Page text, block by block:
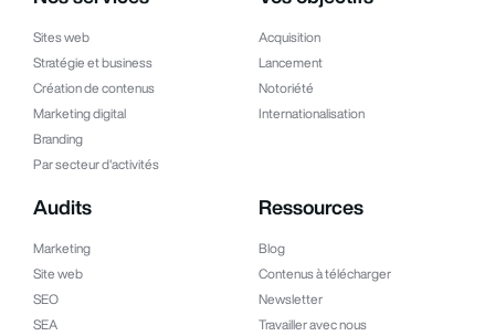
Sites web
Stratégie et business
Création de contenus
Marketing digital
Branding
Par secteur d'activités
Acquisition
Lancement
Notoriété
Internationalisation
Audits
Marketing
Site web
SEO
SEA
Ressources
Blog
Contenus à télécharger
Newsletter
Travailler avec nous